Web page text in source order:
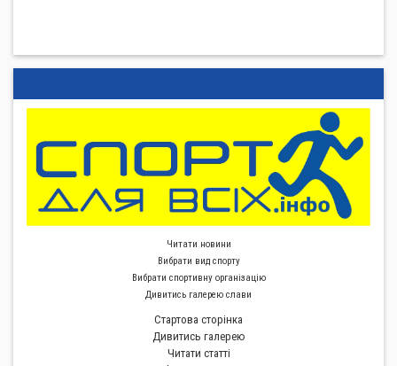
Читати новини
Вибрати вид спорту
Вибрати спортивну органiзацiю
Дивитись галерею слави
Стартова сторiнка
Дивитись галерею
Читати статті